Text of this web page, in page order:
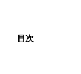
目次